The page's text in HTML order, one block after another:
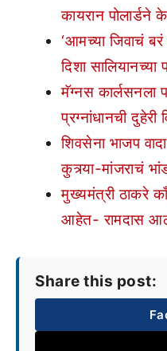
कायरान पोलार्डने
‘आमच्या जिवाचं
दिशा सालियानच्या
मॅग्नस कार्लसनला
प्रग्नांधानची दुहेरी
शिवसेना भाजप
कुत्र्या-मांजराचं
मुख्यमंत्री ठाकरे
आहेत- रामदास
Share this post: